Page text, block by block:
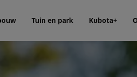
Tuin en park Kubota+